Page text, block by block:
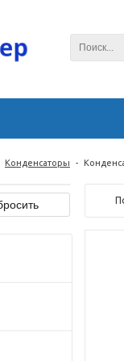
Конденсаторы -